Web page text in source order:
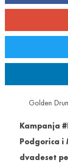
Golden
Kampanja
Podgorica i
dvadeset